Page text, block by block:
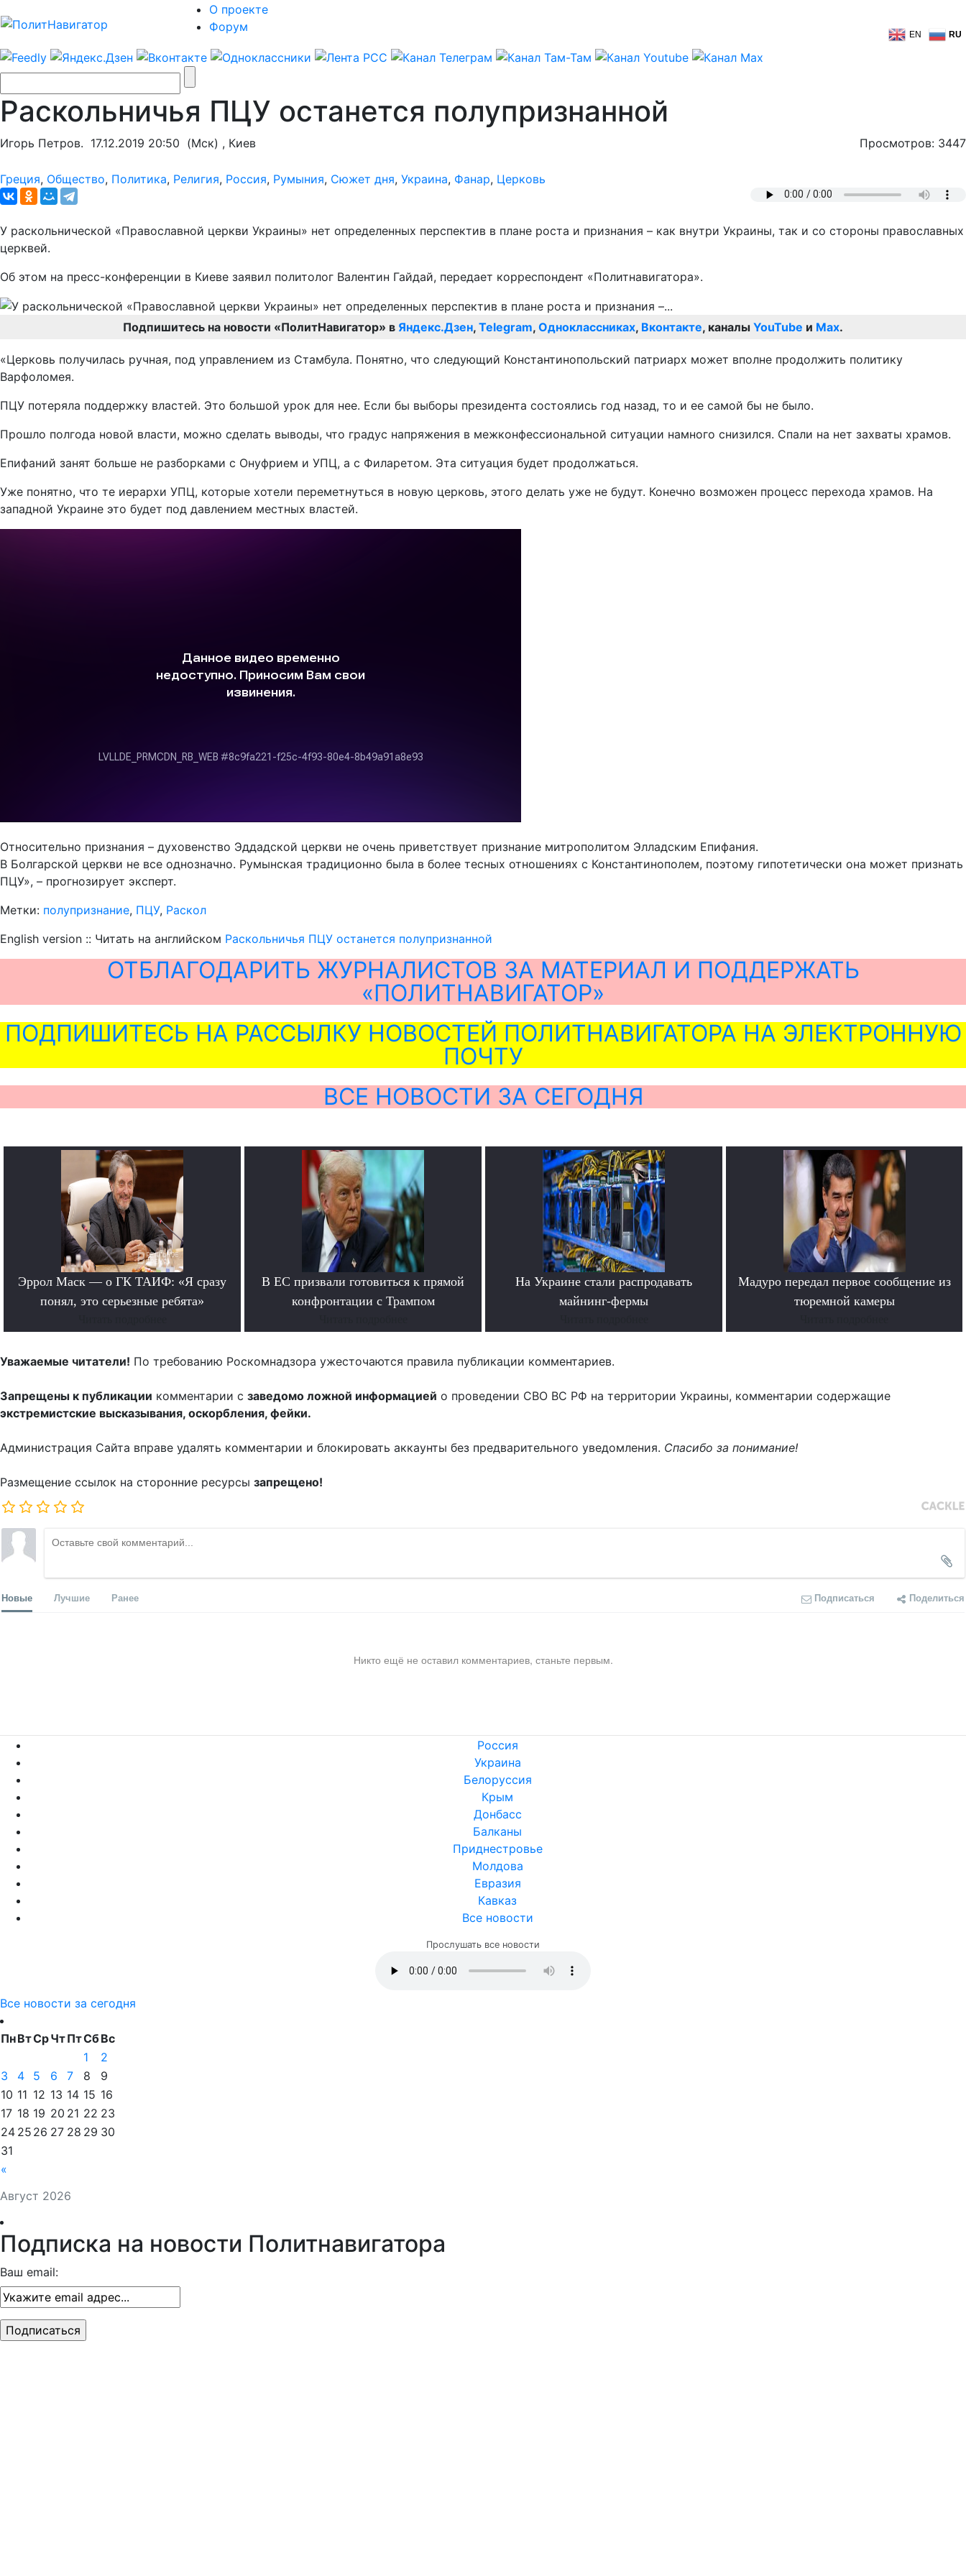
О проекте
Форум
EN RU
Раскольничья ПЦУ останется полупризнанной
Игорь Петров. 17.12.2019 20:50 (Мск) , Киев Просмотров: 3447
Греция, Общество, Политика, Религия, Россия, Румыния, Сюжет дня, Украина, Фанар, Церковь
У раскольнической «Православной церкви Украины» нет определенных перспектив в плане роста и признания – как внутри Украины, так и со стороны православных
церквей.
Об этом на пресс-конференции в Киеве заявил политолог Валентин Гайдай, передает корреспондент «Политнавигатора».
Подпишитесь на новости «ПолитНавигатор» в Яндекс.Дзен, Telegram, Одноклассниках, Вконтакте, каналы YouTube и Max.
«Церковь получилась ручная, под управлением из Стамбула. Понятно, что следующий Константинопольский патриарх может вполне продолжить политику
Варфоломея.
ПЦУ потеряла поддержку властей. Это большой урок для нее. Если бы выборы президента состоялись год назад, то и ее самой бы не было.
Прошло полгода новой власти, можно сделать выводы, что градус напряжения в межконфессиональной ситуации намного снизился. Спали на нет захваты храмов.
Епифаний занят больше не разборками с Онуфрием и УПЦ, а с Филаретом. Эта ситуация будет продолжаться.
Уже понятно, что те иерархи УПЦ, которые хотели переметнуться в новую церковь, этого делать уже не будут. Конечно возможен процесс перехода храмов. На
западной Украине это будет под давлением местных властей.
Относительно признания – духовенство Эддадской церкви не очень приветствует признание митрополитом Элладским Епифания.
В Болгарской церкви не все однозначно. Румынская традиционно была в более тесных отношениях с Константинополем, поэтому гипотетически она может признать
ПЦУ», – прогнозирует эксперт.
Метки: полупризнание, ПЦУ, Раскол
English version :: Читать на английском Раскольничья ПЦУ останется полупризнанной
ОТБЛАГОДАРИТЬ ЖУРНАЛИСТОВ ЗА МАТЕРИАЛ И ПОДДЕРЖАТЬ
«ПОЛИТНАВИГАТОР»
ПОДПИШИТЕСЬ НА РАССЫЛКУ НОВОСТЕЙ ПОЛИТНАВИГАТОРА НА ЭЛЕКТРОННУЮ
ПОЧТУ
ВСЕ НОВОСТИ ЗА СЕГОДНЯ
Эррол Маск — о ГК ТАИФ: «Я сразу
понял, это серьезные ребята»
В ЕС призвали готовиться к прямой
конфронтации с Трампом
На Украине стали распродавать
майнинг-фермы
Мадуро передал первое сообщение из
тюремной камеры
Уважаемые читатели! По требованию Роскомнадзора ужесточаются правила публикации комментариев.
Запрещены к публикации комментарии с заведомо ложной информацией о проведении СВО ВС РФ на территории Украины, комментарии содержащие
экстремистские высказывания, оскорбления, фейки.
Администрация Сайта вправе удалять комментарии и блокировать аккаунты без предварительного уведомления. Спасибо за понимание!
Размещение ссылок на сторонние ресурсы запрещено!
Новые Лучшие Ранее Подписаться Поделиться
Никто ещё не оставил комментариев, станьте первым.
Россия
Украина
Белоруссия
Крым
Донбасс
Балканы
Приднестровье
Молдова
Евразия
Кавказ
Все новости
Прослушать все новости
Все новости за сегодня
Август 2026
ПнВтСрЧтПтСбВс
«
1
2
3
4 5 6 7 8
9
10 11 12 13 14 15 16
17 18 19 20 21 22 23
24 25 26 27 28 29 30
31
Подписка на новости Политнавигатора
Ваш email: